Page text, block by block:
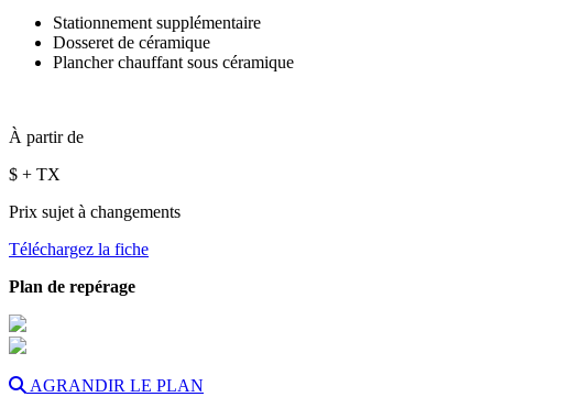
Stationnement supplémentaire
Dosseret de céramique
Plancher chauffant sous céramique
À partir de
$ + TX
Prix sujet à changements
Téléchargez la fiche
Plan de repérage
AGRANDIR LE PLAN